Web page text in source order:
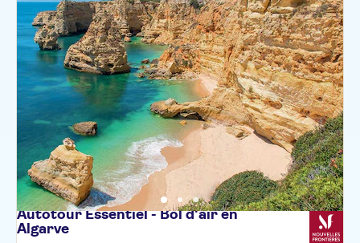
Autotour Essentiel - Bol d'air en
Algarve